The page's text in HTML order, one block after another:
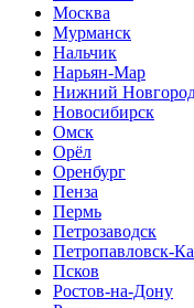
Москва
Мурманск
Нальчик
Нарьян-Мар
Нижний
Новосибирск
Омск
Орёл
Оренбург
Пенза
Пермь
Петрозаводск
Петропавловск-
Псков
Ростов-на-Дону